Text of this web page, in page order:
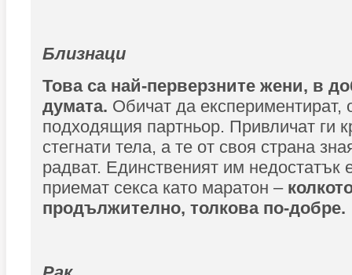
Близнаци
Това са най-перверзните жени, в
думата. Обичат да експериментират,
подходящия партньор. Привличат ги
стегнати тела, а те от своя страна
радват. Единственият им недостатък
приемат секса като маратон –
продължително, толкова по-добре.